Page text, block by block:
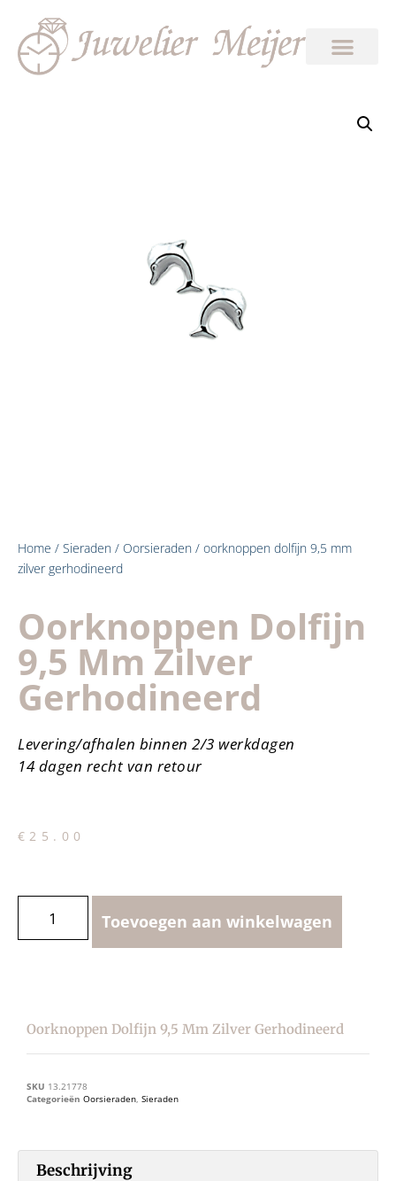
Home / Sieraden / Oorsieraden / oorknoppen dolfijn 9,5 mm
zilver gerhodineerd
Oorknoppen Dolfijn
9,5 Mm Zilver
Gerhodineerd
Levering/afhalen binnen 2/3 werkdagen
14 dagen recht van retour
€ 25.00
Toevoegen aan winkelwagen
Oorknoppen Dolfijn 9,5 Mm Zilver Gerhodineerd
SKU 13.21778
Categorieën Oorsieraden, Sieraden
Beschrijving